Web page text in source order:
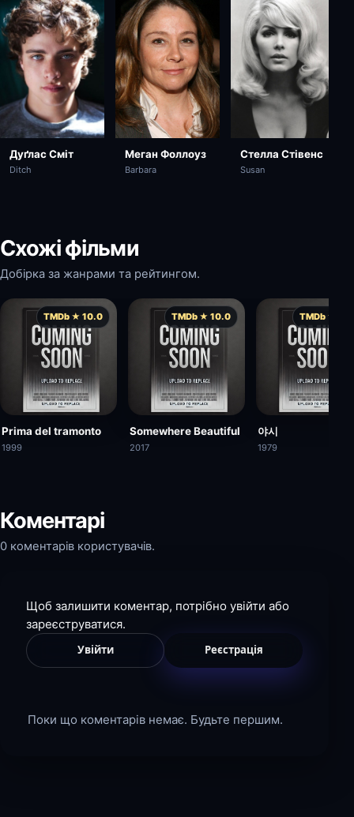
Дуґлас Сміт
Ditch
Меган Фоллоуз
Barbara
Стелла Стівенс
Susan
Схожі фільми
Добірка за жанрами та рейтингом.
TMDb ★ 10.0
Prima del tramonto
1999
TMDb ★ 10.0
Somewhere Beautiful
2017
TMDb ★
야시
1979
Коментарі
0 коментарів користувачів.
Щоб залишити коментар, потрібно увійти або
зареєструватися.
Увійти Реєстрація
Поки що коментарів немає. Будьте першим.